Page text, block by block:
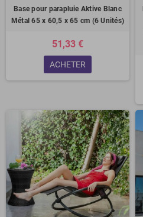
Base pour parapluie Aktive Blanc
Métal 65 x 60,5 x 65 cm (6 Unités)
51,33 €
ACHETER